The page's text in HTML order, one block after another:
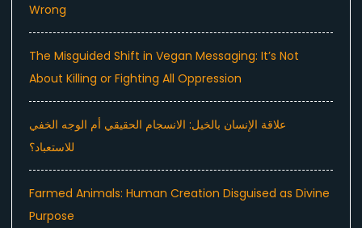
Wrong
The Misguided Shift in Vegan Messaging: It’s Not
About Killing or Fighting All Oppression
علاقة الإنسان بالخيل: الانسجام الحقيقي أم الوجه الخفي
للاستعباد؟
Farmed Animals: Human Creation Disguised as Divine
Purpose